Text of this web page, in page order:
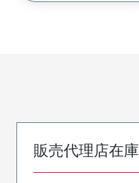
販売代理店在庫